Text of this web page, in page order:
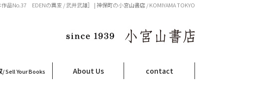
作品No.37 EDENの異変 / 武井武雄］ | 神保町の小宮山書店 / KOMIYAMA TOKYO
/ Sell Your Books
About Us
contact